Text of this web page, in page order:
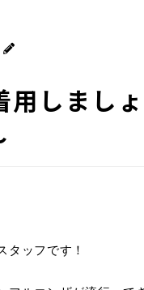
用しまし
タッフです！